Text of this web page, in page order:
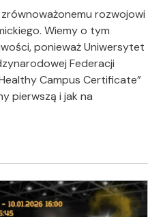
rozwojowi
Wiemy o tym
ponieważ Uniwersytet
Federacji
Campus Certificate”
pierwszą i jak na